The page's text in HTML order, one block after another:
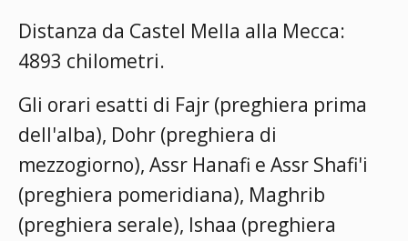
Distanza da Castel Mella alla Mecca:
4893 chilometri.
Gli orari esatti di Fajr (preghiera prima
dell'alba), Dohr (preghiera di
mezzogiorno), Assr Hanafi e Assr Shafi'i
(preghiera pomeridiana), Maghrib
(preghiera serale), Ishaa (preghiera